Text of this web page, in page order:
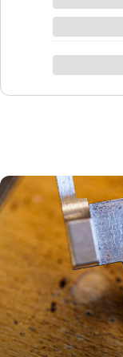
zrobić w
był to
trafiłam
Katarzyna